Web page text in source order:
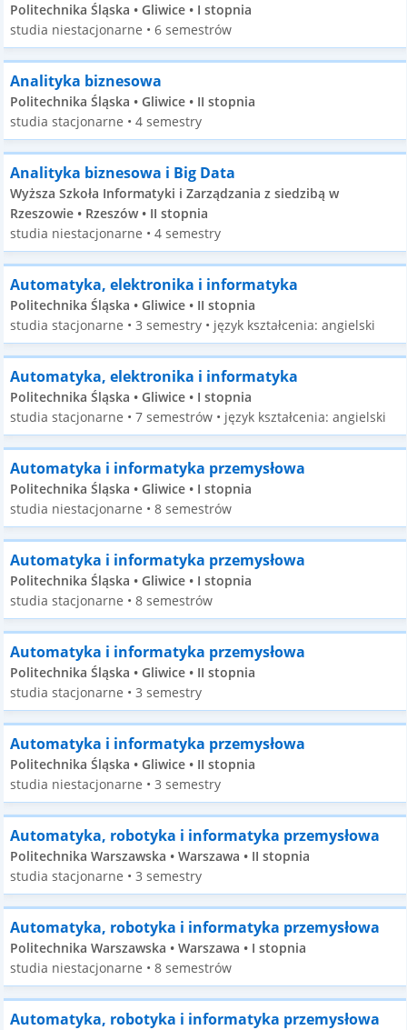
Politechnika Śląska • Gliwice • I stopnia
studia niestacjonarne • 6 semestrów
Analityka biznesowa
Politechnika Śląska • Gliwice • II stopnia
studia stacjonarne • 4 semestry
Analityka biznesowa i Big Data
Wyższa Szkoła Informatyki i Zarządzania z siedzibą w
Rzeszowie • Rzeszów • II stopnia
studia niestacjonarne • 4 semestry
Automatyka, elektronika i informatyka
Politechnika Śląska • Gliwice • II stopnia
studia stacjonarne • 3 semestry • język kształcenia: angielski
Automatyka, elektronika i informatyka
Politechnika Śląska • Gliwice • I stopnia
studia stacjonarne • 7 semestrów • język kształcenia: angielski
Automatyka i informatyka przemysłowa
Politechnika Śląska • Gliwice • I stopnia
studia niestacjonarne • 8 semestrów
Automatyka i informatyka przemysłowa
Politechnika Śląska • Gliwice • I stopnia
studia stacjonarne • 8 semestrów
Automatyka i informatyka przemysłowa
Politechnika Śląska • Gliwice • II stopnia
studia stacjonarne • 3 semestry
Automatyka i informatyka przemysłowa
Politechnika Śląska • Gliwice • II stopnia
studia niestacjonarne • 3 semestry
Automatyka, robotyka i informatyka przemysłowa
Politechnika Warszawska • Warszawa • II stopnia
studia stacjonarne • 3 semestry
Automatyka, robotyka i informatyka przemysłowa
Politechnika Warszawska • Warszawa • I stopnia
studia niestacjonarne • 8 semestrów
Automatyka, robotyka i informatyka przemysłowa